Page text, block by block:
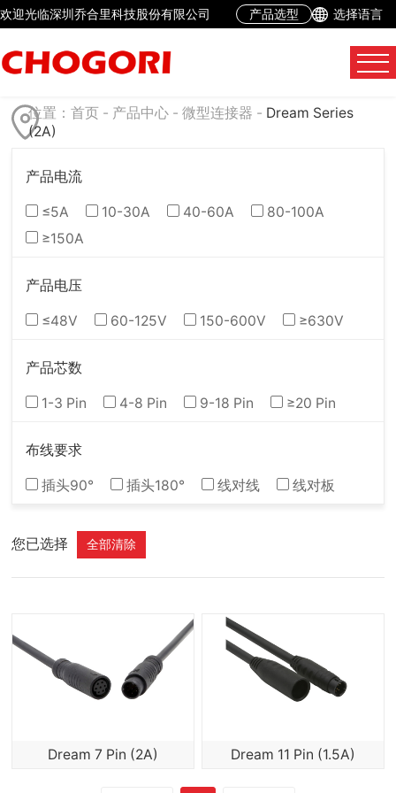
欢迎光临深圳乔合里科技股份有限公司 产品选型 选择语言
位置：首页 - 产品中心 -微型连接器 - Dream Series
(2A)
产品电流
≤5A 10-30A 40-60A
80-100A
≥150A
产品电压
≤48V 60-125V 150-600V ≥630V
产品芯数
1-3 Pin 4-8 Pin 9-18 Pin ≥20 Pin
布线要求
插头90° 插头180° 线对线 线对板
您已选择 全部清除
Dream 7 Pin (2A) Dream 11 Pin (1.5A)